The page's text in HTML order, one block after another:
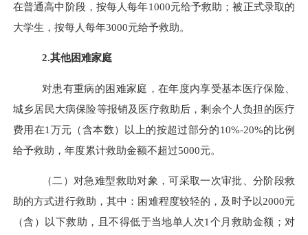
在普通高中阶段，按每人每年1000元给予救助；被正式录取的
大学生，按每人每年3000元给予救助。
2.其他困难家庭
对患有重病的困难家庭，在年度内享受基本医疗保险、
城乡居民大病保险等报销及医疗救助后，剩余个人负担的医疗
费用在1 万元（含本数）以上的按超过部分的10%-20%的比例
给予救助 ，年度累计救助金额不超过5000元。
（二） 对急难型救助对象，可采取一次审批、分阶段救
助的方式进行救助，其中：困难程度较轻的，及时予以2000元
（含）以下救助，且不得低于当地单人次1 个月救助金额；对